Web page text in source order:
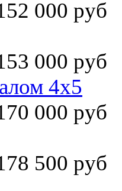
000 руб
000 руб
4х5
000 руб
500 руб